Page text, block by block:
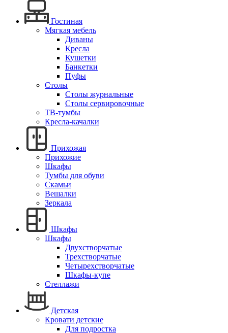
Гостиная
Мягкая мебель
Диваны
Кресла
Кушетки
Банкетки
Пуфы
Столы
Столы журнальные
Столы сервировочные
ТВ-тумбы
Кресла-качалки
Прихожая
Прихожие
Шкафы
Тумбы для обуви
Скамьи
Вешалки
Зеркала
Шкафы
Шкафы
Двухстворчатые
Трехстворчатые
Четырехстворчатые
Шкафы-купе
Стеллажи
Детская
Кровати детские
Для подростка